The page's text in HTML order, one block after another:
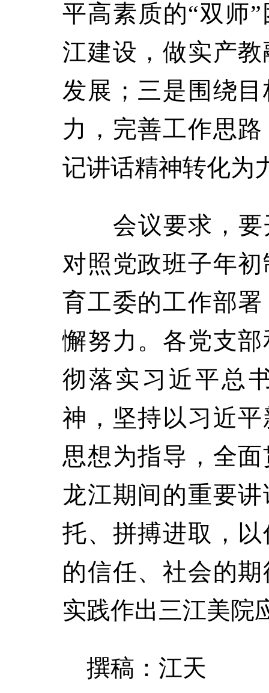
平高素质的“双师
江建设，做实产
发展；三是围绕
力，完善工作思
记讲话精神转化为
会议要求，要
对照党政班子年
育工委的工作部
懈努力。各党支
彻落实习近平总
神，坚持以习近
思想为指导，全
龙江期间的重要
托、拼搏进取，
的信任、社会的
实践作出三江美院
撰稿：江天